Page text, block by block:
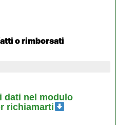
o rimborsati
dati nel modulo
richiamarti